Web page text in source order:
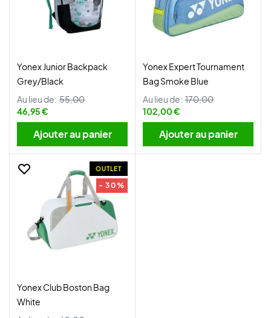
Yonex Junior Backpack
Grey/Black
Au lieu de: 55,00
46,95 €
Ajouter au panier
Yonex Expert Tournament
Bag Smoke Blue
Au lieu de: 170,00
102,00 €
Ajouter au panier
OUTLET
- 30%
Yonex Club Boston Bag
White